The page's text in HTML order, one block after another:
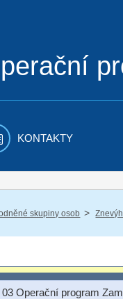
KONTAKTY
skupiny osob /
03 Operační program